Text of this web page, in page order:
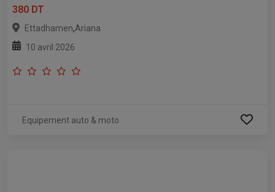
380 DT
Ettadhamen,Ariana
10 avril 2026
Equipement auto & moto